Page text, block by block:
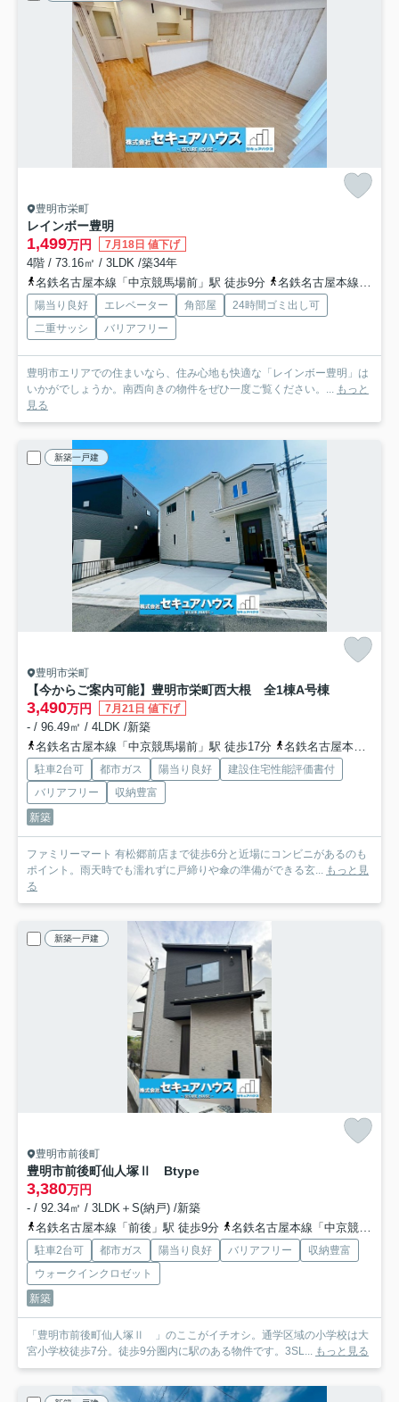
豊明市栄町
レインボー豊明
1,499万円 7月18日 値下げ
4階 / 73.16㎡ / 3LDK /築34年
名鉄名古屋本線「中京競馬場前」駅 徒歩9分
名鉄名古屋本線「有松」駅 徒歩10分
陽当り良好 エレベーター 角部屋
24時間ゴミ出し可
二重サッシ
バリアフリー
豊明市エリアでの住まいなら、住み心地も快適な「レインボー豊明」は
いかがでしょうか。南西向きの物件をぜひ一度ご覧ください。... もっと
見る
新築一戸建
豊明市栄町
【今からご案内可能】豊明市栄町西大根 全1棟A号棟
3,490万円 7月21日 値下げ
- / 96.49㎡ / 4LDK /新築
名鉄名古屋本線「中京競馬場前」駅 徒歩17分
名鉄名古屋本線「前後」駅 徒歩32分
駐車2台可 都市ガス 陽当り良好
建設住宅性能評価書付
バリアフリー
収納豊富
新築
ファミリーマート 有松郷前店まで徒歩6分と近場にコンビニがあるのも
ポイント。雨天時でも濡れずに戸締りや傘の準備ができる玄... もっと見
る
新築一戸建
豊明市前後町
豊明市前後町仙人塚Ⅱ Btype
3,380万円
- / 92.34㎡ / 3LDK＋S(納戸) /新築
名鉄名古屋本線「前後」駅 徒歩9分
名鉄名古屋本線「中京競馬場前」駅 徒歩24分
駐車2台可 都市ガス 陽当り良好 バリアフリー
収納豊富
ウォークインクロゼット
新築
「豊明市前後町仙人塚Ⅱ 」のここがイチオシ。通学区域の小学校は大
宮小学校徒歩7分。徒歩9分圏内に駅のある物件です。3SL... もっと見る